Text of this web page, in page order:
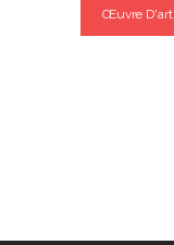
Œuvre D'art